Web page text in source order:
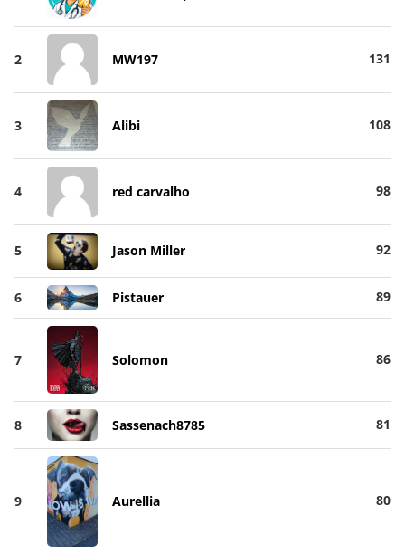
2 MW197 131
3 Alibi 108
4 red carvalho 98
5 Jason Miller 92
6 Pistauer 89
7 Solomon 86
8 Sassenach8785 81
9 Aurellia 80